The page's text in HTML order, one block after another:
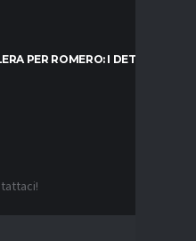
PER ROMERO: I DETTAGLI